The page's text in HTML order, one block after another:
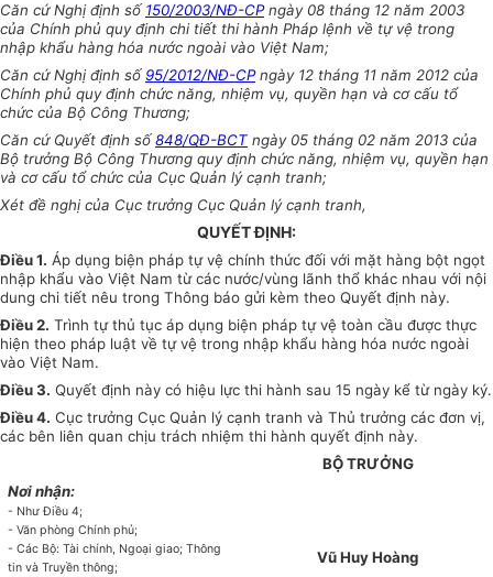
Căn cứ Nghị định số 150/2003/NĐ-CPngày 08 tháng 12 năm 2003
của Chính phủ quy định chi tiết thi hành Pháp lệnh về tự vệ trong
nhập khẩu hàng hóa nước ngoài vào Việt Nam;
Căn cứ Nghị định số95/2012/NĐ-CPngày 12 tháng 11 năm 2012 của
Chính phủ quy định chức năng, nhiệm vụ, quyền hạn và cơ cấu tổ
chức của Bộ Công Thương;
Căn cứ Quyết định số848/QĐ-BCT ngày 05 tháng 02 năm 2013 của
Bộ trưởng Bộ Công Thương quy định chức năng, nhiệm vụ, quyền hạn
và cơ cấu tổ chức của Cục Quản lý cạnh tranh;
Xét đề nghị của Cục trưởng Cục Quản lý cạnh tranh,
QUYẾT ĐỊNH:
Điều 1. Áp dụng biện pháp tự vệ chính thức đối với mặt hàng bột ngọt
nhập khẩu vào Việt Nam từ các nước/vùng lãnh thổ khác nhau với nội
dung chi tiết nêu trong Thông báo gửi kèm theo Quyết định này.
Điều 2. Trình tự thủ tục áp dụng biện pháp tự vệ toàn cầu được thực
hiện theo pháp luật về tự vệ trong nhập khẩu hàng hóa nước ngoài
vào Việt Nam.
Điều 3. Quyết định này có hiệu lực thi hành sau 15 ngày kể từ ngày ký.
Điều 4. Cục trưởng Cục Quản lý cạnh tranh và Thủ trưởng các đơn vị,
các bên liên quan chịu trách nhiệm thi hành quyết định này.
Nơi nhận:
- Như Điều 4;
- Văn phòng Chính phủ;
- Các Bộ: Tài chính, Ngoại giao; Thông
tin và Truyềnthông;
BỘ TRƯỞNG
Vũ Huy Hoàng